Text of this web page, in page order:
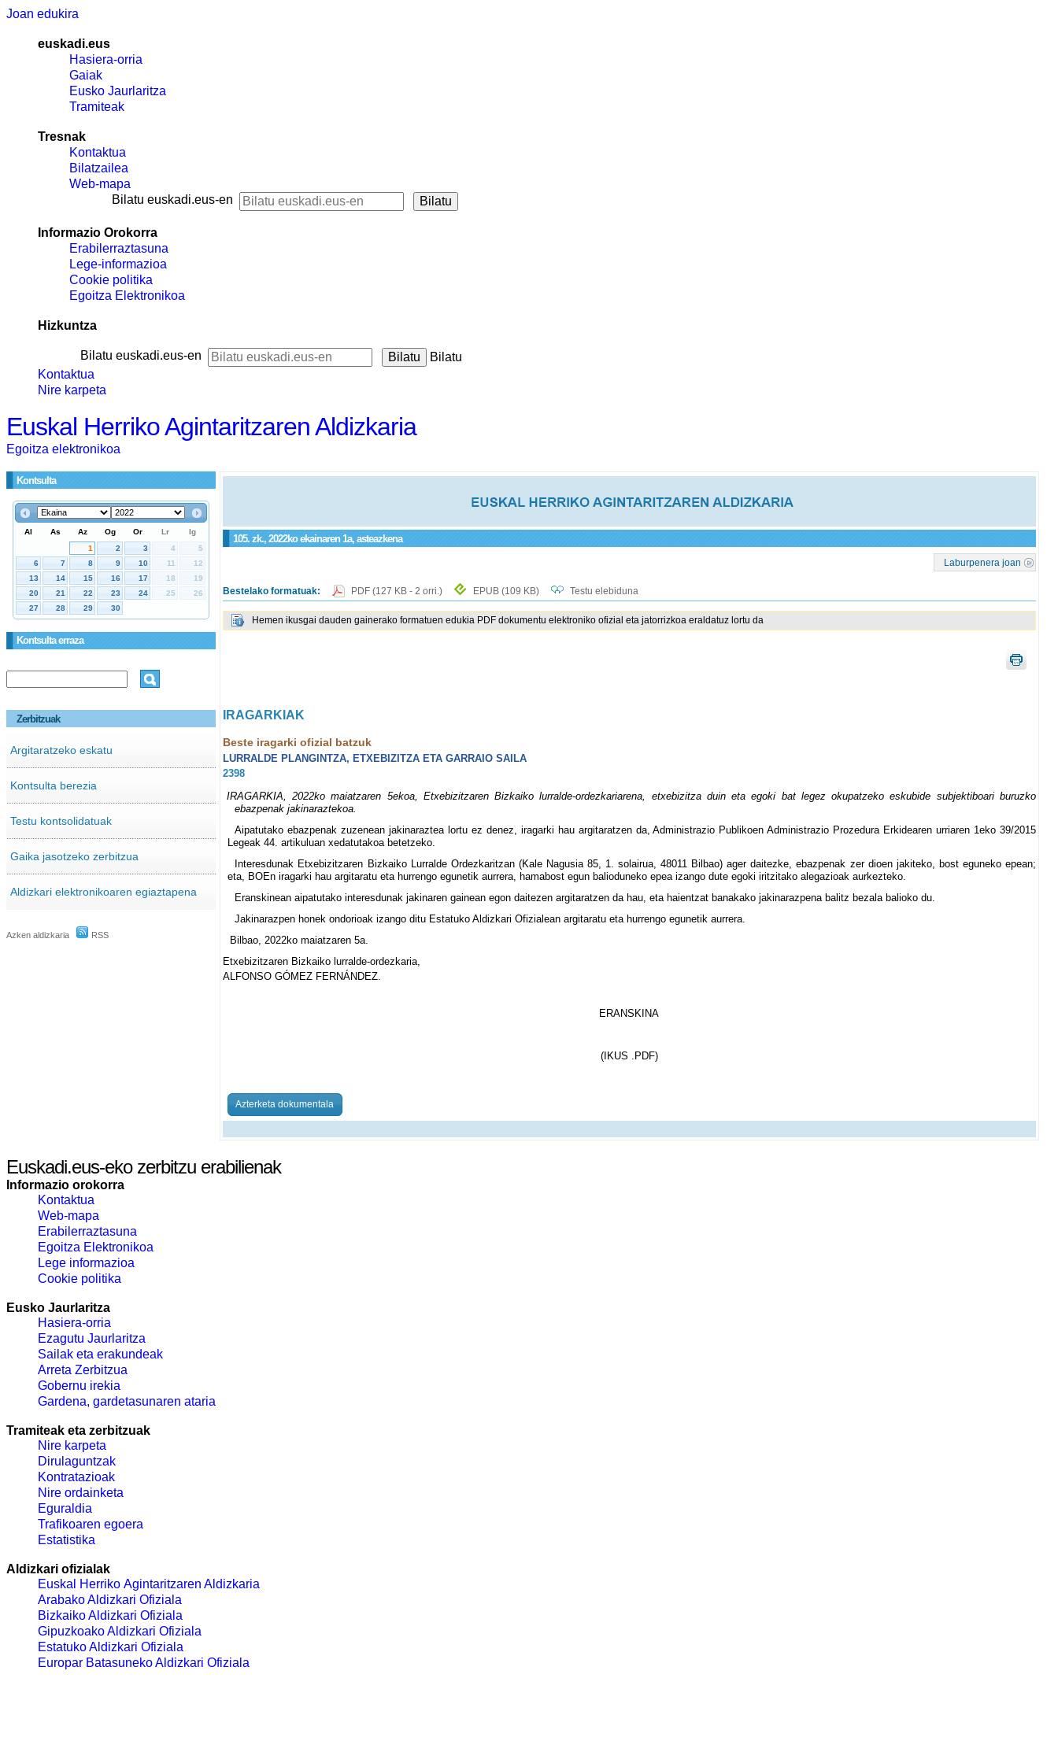
Joan edukira
euskadi.eus
Hasiera-orria
Gaiak
Eusko Jaurlaritza
Tramiteak
Tresnak
Kontaktua
Bilatzailea
Web-mapa
Bilatu euskadi.eus-en
Informazio Orokorra
Erabilerraztasuna
Lege-informazioa
Cookie politika
Egoitza Elektronikoa
Hizkuntza
Bilatu euskadi.eus-en
Bilatu
Kontaktua
Nire karpeta
Euskal Herriko Agintaritzaren Aldizkaria
Egoitza elektronikoa
Kontsulta
Kontsulta erraza
Zerbitzuak
Argitaratzeko eskatu
Kontsulta berezia
Testu kontsolidatuak
Gaika jasotzeko zerbitzua
Aldizkari elektronikoaren egiaztapena
Azken aldizkaria RSS
105. zk., 2022ko ekainaren 1a, asteazkena
Laburpenera joan
Bestelako formatuak: PDF (127 KB - 2 orri.) EPUB (109 KB) Testu elebiduna
Hemen ikusgai dauden gainerako formatuen edukia PDF dokumentu elektroniko ofizial eta jatorrizkoa eraldatuz lortu da
IRAGARKIAK
Beste iragarki ofizial batzuk
LURRALDE PLANGINTZA, ETXEBIZITZA ETA GARRAIO SAILA
2398
IRAGARKIA, 2022ko maiatzaren 5ekoa, Etxebizitzaren Bizkaiko lurralde-ordezkariarena, etxebizitza duin eta egoki bat legez okupatzeko eskubide subjektiboari buruzko
ebazpenak jakinaraztekoa.
Aipatutako ebazpenak zuzenean jakinaraztea lortu ez denez, iragarki hau argitaratzen da, Administrazio Publikoen Administrazio Prozedura Erkidearen urriaren 1eko 39/2015
Legeak 44. artikuluan xedatutakoa betetzeko.
Interesdunak Etxebizitzaren Bizkaiko Lurralde Ordezkaritzan (Kale Nagusia 85, 1. solairua, 48011 Bilbao) ager daitezke, ebazpenak zer dioen jakiteko, bost eguneko epean;
eta, BOEn iragarki hau argitaratu eta hurrengo egunetik aurrera, hamabost egun balioduneko epea izango dute egoki iritzitako alegazioak aurkezteko.
Eranskinean aipatutako interesdunak jakinaren gainean egon daitezen argitaratzen da hau, eta haientzat banakako jakinarazpena balitz bezala balioko du.
Jakinarazpen honek ondorioak izango ditu Estatuko Aldizkari Ofizialean argitaratu eta hurrengo egunetik aurrera.
Bilbao, 2022ko maiatzaren 5a.
Etxebizitzaren Bizkaiko lurralde-ordezkaria,
ALFONSO GÓMEZ FERNÁNDEZ.
ERANSKINA
(IKUS .PDF)
Azterketa dokumentala
Euskadi.eus-eko zerbitzu erabilienak
Informazio orokorra
Kontaktua
Web-mapa
Erabilerraztasuna
Egoitza Elektronikoa
Lege informazioa
Cookie politika
Eusko Jaurlaritza
Hasiera-orria
Ezagutu Jaurlaritza
Sailak eta erakundeak
Arreta Zerbitzua
Gobernu irekia
Gardena, gardetasunaren ataria
Tramiteak eta zerbitzuak
Nire karpeta
Dirulaguntzak
Kontratazioak
Nire ordainketa
Eguraldia
Trafikoaren egoera
Estatistika
Aldizkari ofizialak
Euskal Herriko Agintaritzaren Aldizkaria
Arabako Aldizkari Ofiziala
Bizkaiko Aldizkari Ofiziala
Gipuzkoako Aldizkari Ofiziala
Estatuko Aldizkari Ofiziala
Europar Batasuneko Aldizkari Ofiziala